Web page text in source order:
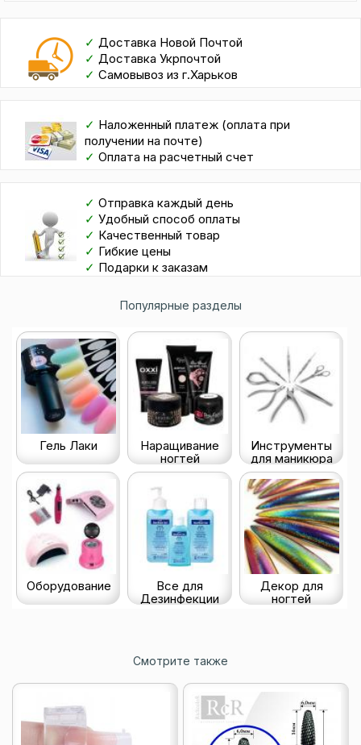
✓ Доставка Новой Почтой
✓ Доставка Укрпочтой
✓ Самовывоз из г.Харьков
✓ Наложенный платеж (оплата при
получении на почте)
✓ Оплата на расчетный счет
✓ Отправка каждый день
✓ Удобный способ оплаты
✓ Качественный товар
✓ Гибкие цены
✓ Подарки к заказам
Популярные разделы
Гель Лаки
Наращивание
ногтей
Инструменты
для маникюра
Оборудование
Все для
Дезинфекции
Декор для
ногтей
Смотрите также